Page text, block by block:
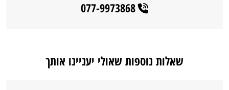
077-9973868
שאלות נוספות שאולי יעניינו אותך